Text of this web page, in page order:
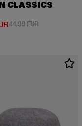
EUR
CLASSICS
37,79 EUR
44,99 EURPrix en